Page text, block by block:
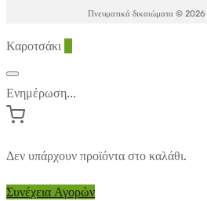
Πνευματικά δικαιώματα © 2026
Καροτσάκι
Ενημέρωση...
Δεν υπάρχουν προϊόντα στο καλάθι.
Συνέχεια Αγορών